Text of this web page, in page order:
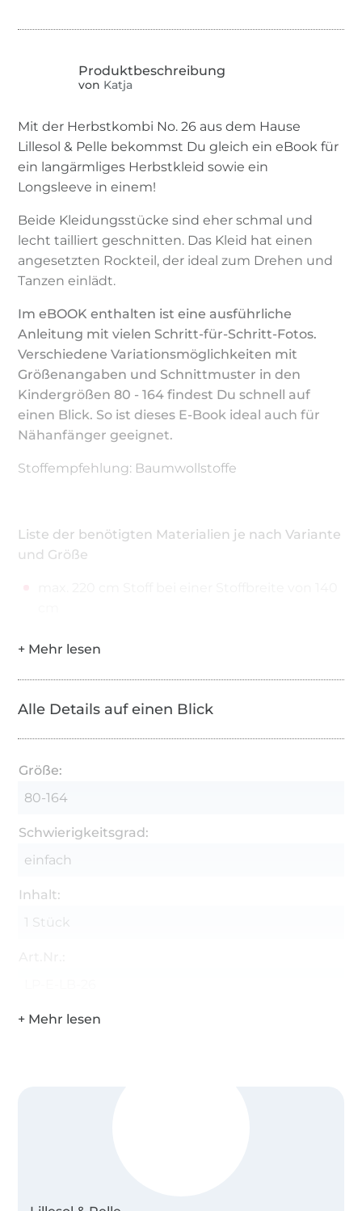
von Katja
Mit der Herbstkombi No. 26 aus dem Hause
Lillesol & Pelle bekommst Du gleich ein eBook für
ein langärmliges Herbstkleid sowie ein
Longsleeve in einem!
Beide Kleidungsstücke sind eher schmal und
lecht tailliert geschnitten. Das Kleid hat einen
angesetzten Rockteil, der ideal zum Drehen und
Tanzen einlädt.
Im eBOOK enthalten ist eine ausführliche
Anleitung mit vielen Schritt-für-Schritt-Fotos.
Verschiedene Variationsmöglichkeiten mit
Größenangaben und Schnittmuster in den
Kindergrößen 80 - 164 findest Du schnell auf
einen Blick. So ist dieses E-Book ideal auch für
Nähanfänger geeignet.
Stoffempfehlung: Baumwollstoffe
Liste der benötigten Materialien je nach Variante
und Größe
Alle Details auf einen Blick
Größe:
80-164
Schwierigkeitsgrad:
einfach
Inhalt:
1 Stück